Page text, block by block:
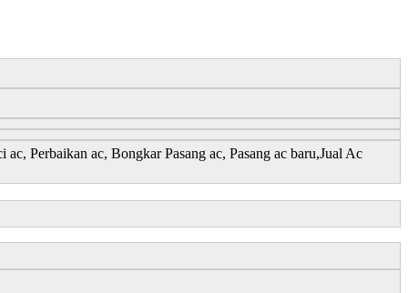
Perbaikan ac, Bongkar Pasang ac, Pasang ac baru,Jual Ac